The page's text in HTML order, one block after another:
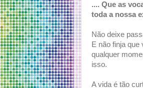
.... Que as
toda a nossa
Não deixe
E não finja
qualquer
isso.
A vida é tão